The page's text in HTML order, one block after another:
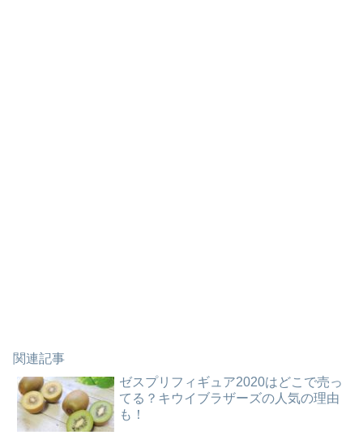
関連記事
ゼスプリフィギュア2020はどこで売っ
てる？キウイブラザーズの人気の理由
も！